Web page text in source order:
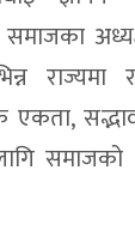
समाजको